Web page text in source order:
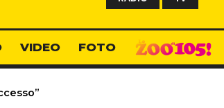
VIDEO FOTO